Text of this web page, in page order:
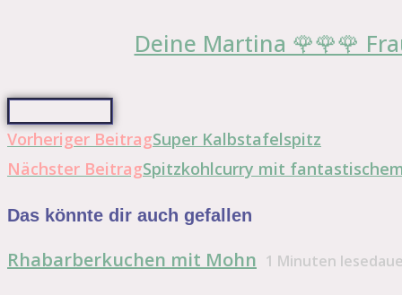
Deine Martina 🌹🌹🌹
Weitere
Artikel
Vorheriger BeitragSuper Kalbstafelspitz
Nächster BeitragSpitzkohlcurry mit
Das könnte dir auch gefallen
Rhabarberkuchen mit Mohn 1 Minuten